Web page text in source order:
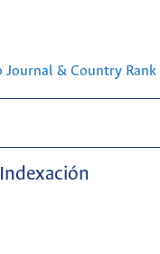
Indexación